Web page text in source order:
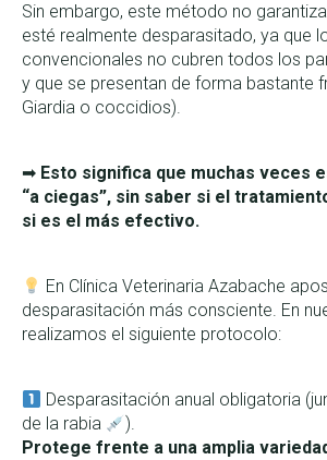
Sin embargo, este método no
esté realmente desparasitado, ya que
convencionales no cubren todos los
y que se presentan de forma bastante
Giardia o coccidios).
➡ Esto significa que muchas veces
“a ciegas”, sin saber si el
si es el más efectivo.
En Clínica Veterinaria Azabache
desparasitación más consciente. En
realizamos el siguiente protocolo:
Desparasitación anual obligatoria
de la rabia
).
Protege frente a una amplia